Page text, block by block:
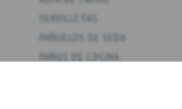
SERVILLETAS
PAÑUELOS DE SEDA
PAÑOS DE COCINA